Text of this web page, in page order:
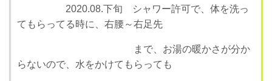
2020.08.下旬 シャワー許可で、体を洗っ
てもらってる時に、右腰～右足先
まで、お湯の暖かさが分か
らないので、水をかけてもらっても